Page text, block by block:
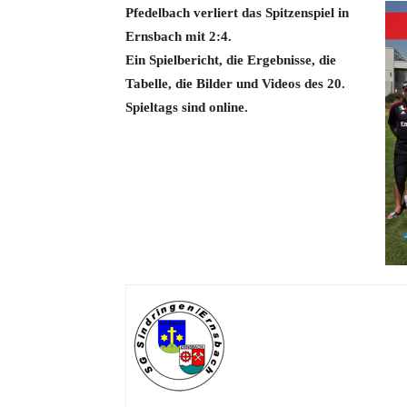
Pfedelbach verliert das Spitzenspiel in
Ernsbach mit 2:4.
Ein Spielbericht, die Ergebnisse, die
Tabelle, die Bilder und Videos des 20.
Spieltags sind online.